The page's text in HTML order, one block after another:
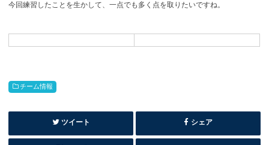
今回練習したことを生かして、一点でも多く点を取りたいですね。
チーム情報
ツイート シェア